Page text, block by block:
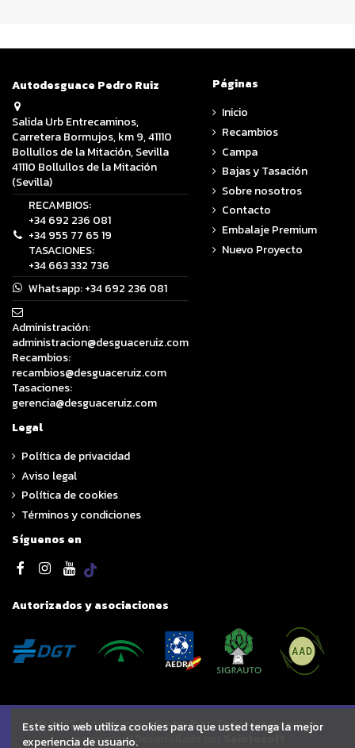
Autodesguace Pedro Ruiz
Salida Urb Entrecaminos,
Carretera Bormujos, km 9, 41110
Bollullos de la Mitación, Sevilla
41110 Bollullos de la Mitación
(Sevilla)
RECAMBIOS:
+34 692 236 081
+34 955 77 65 19
TASACIONES:
+34 663 332 736
Whatsapp:+34 692 236 081
Administración:
administracion@desguaceruiz.com
Recambios:
recambios@desguaceruiz.com
Tasaciones:
gerencia@desguaceruiz.com
Páginas
Inicio
Recambios
Campa
Bajas y Tasación
Sobre nosotros
Contacto
Embalaje Premium
Nuevo Proyecto
Legal
Política de privacidad
Aviso legal
Política de cookies
Términos y condiciones
Síguenos en
Autorizados y asociaciones
© 2025 Autodesguace Pedro Ruiz. Todos los derechos
reservados | Desarrollado por
Este sitio web utiliza cookies para que usted tenga la mejor
experiencia de usuario.